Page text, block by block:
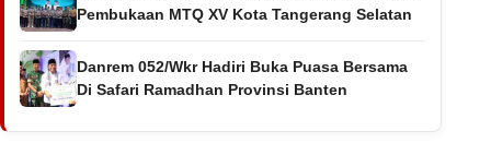
Pembukaan MTQ XV Kota Tangerang Selatan
Danrem 052/Wkr Hadiri Buka Puasa Bersama
Di Safari Ramadhan Provinsi Banten